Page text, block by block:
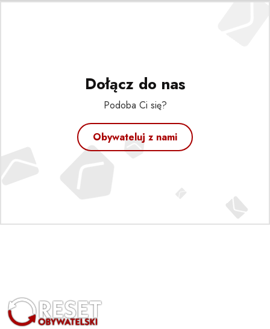
Dołącz do nas
Podoba Ci się?
Obywateluj z nami